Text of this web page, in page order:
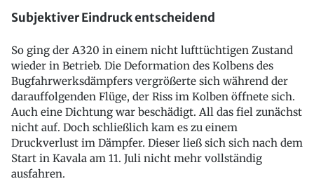
Subjektiver Eindruck entscheidend
So ging der A320 in einem nicht lufttüchtigen Zustand
wieder in Betrieb. Die Deformation des Kolbens des
Bugfahrwerksdämpfers vergrößerte sich während der
darauffolgenden Flüge, der Riss im Kolben öffnete sich.
Auch eine Dichtung war beschädigt. All das fiel zunächst
nicht auf. Doch schließlich kam es zu einem
Druckverlust im Dämpfer. Dieser ließ sich sich nach dem
Start in Kavala am 11. Juli nicht mehr vollständig
ausfahren.